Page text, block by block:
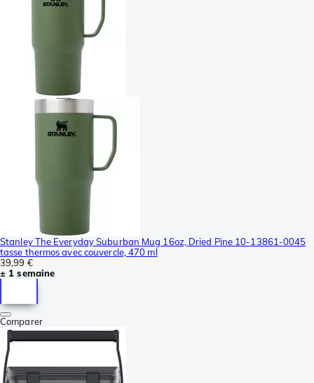
Stanley The Everyday Suburban Mug 16oz, Dried Pine 10-13861-0045
tasse thermos avec couvercle, 470 ml
39,99 €
± 1 semaine
Comparer